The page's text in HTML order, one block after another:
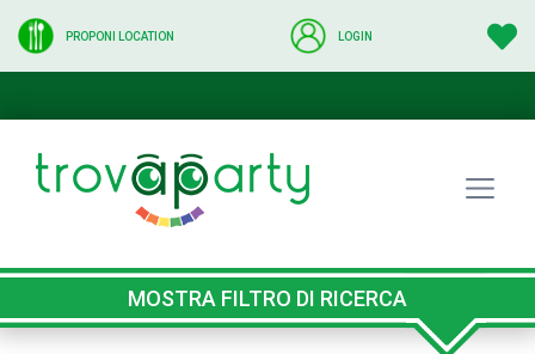
PROPONI LOCATION LOGIN
MOSTRA FILTRO DI RICERCA